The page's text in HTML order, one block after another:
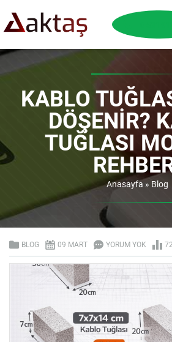
KABLO
DÖŞENIR?
TUĞLASI
Anasayfa » Blog
BLOG 09 MART YORUM YOK